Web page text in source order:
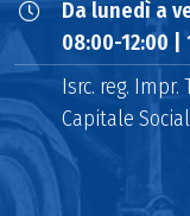
Da lunedì a
08:00-12:00 |
Isrc. reg. Impr.
Capitale